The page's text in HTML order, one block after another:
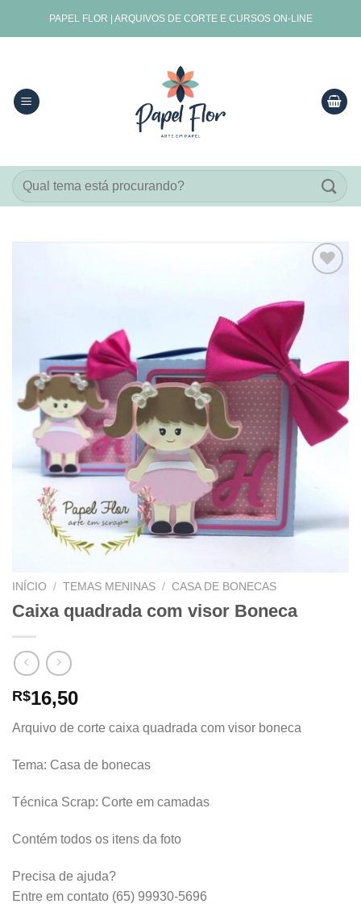
PAPEL FLOR | ARQUIVOS DE CORTE E CURSOS ON-LINE
Pesquisar
por:
meus
desejos
INÍCIO / TEMAS MENINAS / CASA DE BONECAS
Caixa quadrada com visor Boneca
R$16,50
Arquivo de corte caixa quadrada com visor boneca
Tema: Casa de bonecas
Técnica Scrap: Corte em camadas
Contém todos os itens da foto
Precisa de ajuda?
Entre em contato (65) 99930-5696